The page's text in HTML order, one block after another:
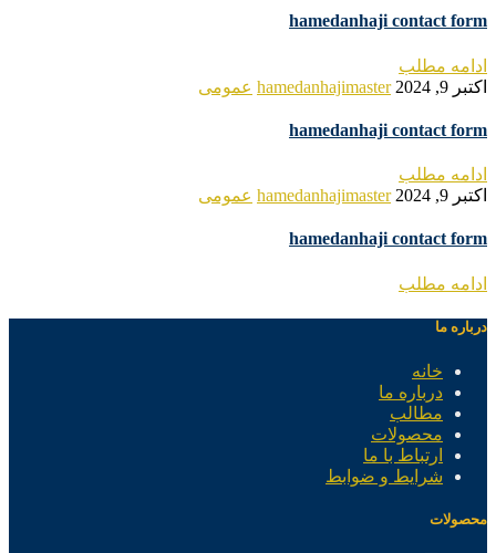
hamedanhaji contact form
ادامه مطلب
اکتبر 9, 2024
hamedanhajimaster عمومی
hamedanhaji contact form
ادامه مطلب
اکتبر 9, 2024
hamedanhajimaster عمومی
hamedanhaji contact form
ادامه مطلب
درباره ما
خانه
درباره ما
مطالب
محصولات
ارتباط با ما
شرایط و ضوابط
محصولات